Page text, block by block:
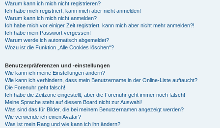
Warum kann ich mich nicht registrieren?
Ich habe mich registriert, kann mich aber nicht anmelden!
Warum kann ich mich nicht anmelden?
Ich habe mich vor einiger Zeit registriert, kann mich aber nicht mehr anmelden?!
Ich habe mein Passwort vergessen!
Warum werde ich automatisch abgemeldet?
Wozu ist die Funktion „Alle Cookies löschen“?
Benutzerpräferenzen und -einstellungen
Wie kann ich meine Einstellungen ändern?
Wie kann ich verhindern, dass mein Benutzername in der Online-Liste auftaucht?
Die Forenuhr geht falsch!
Ich habe die Zeitzone eingestellt, aber die Forenuhr geht immer noch falsch!
Meine Sprache steht auf diesem Board nicht zur Auswahl!
Was sind das für Bilder, die bei meinem Benutzernamen angezeigt werden?
Wie verwende ich einen Avatar?
Was ist mein Rang und wie kann ich ihn ändern?